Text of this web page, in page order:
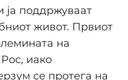
ја поддржуваат
живот. Првиот
на
иако
се протега на